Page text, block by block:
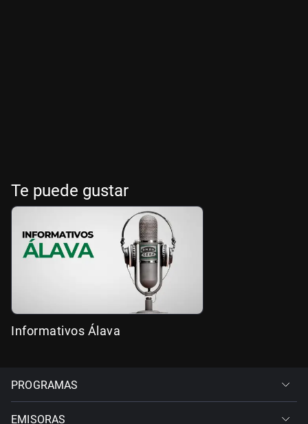
Te puede gustar
Informativos Álava
PROGRAMAS
EMISORAS